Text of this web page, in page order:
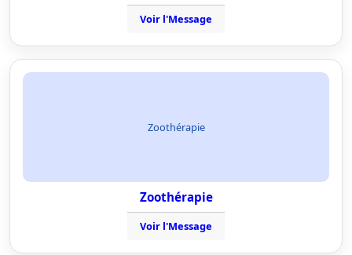
Voir l'Message
Zoothérapie
Zoothérapie
Voir l'Message